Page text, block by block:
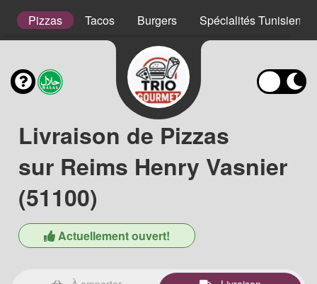
Pizzas Tacos Burgers Spécialités
Livraison de Pizzas
sur Reims Henry Vasnier
(51100)
Actuellement ouvert!